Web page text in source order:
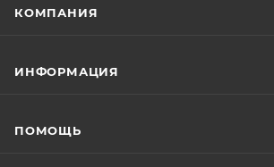
КОМПАНИЯ
ИНФОРМАЦИЯ
ПОМОЩЬ